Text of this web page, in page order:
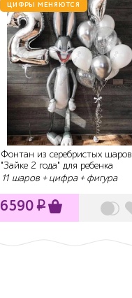
ЦИФРЫ МЕНЯЮТСЯ
Фонтан из серебристых шаров
"Зайке 2 года" для ребенка
11 шаров + цифра + фигура
6590₽